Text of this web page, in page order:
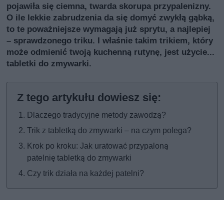
pojawiła się ciemna, twarda skorupa przypalenizny.
O ile lekkie zabrudzenia da się domyć zwykłą gąbką,
to te poważniejsze wymagają już sprytu, a najlepiej
– sprawdzonego triku. I właśnie takim trikiem, który
może odmienić twoją kuchenną rutynę, jest użycie...
tabletki do zmywarki.
Dlaczego tradycyjne metody zawodzą?
Trik z tabletką do zmywarki – na czym polega?
Krok po kroku: Jak uratować przypaloną
patelnię tabletką do zmywarki
Czy trik działa na każdej patelni?